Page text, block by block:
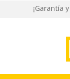
¡Garantía